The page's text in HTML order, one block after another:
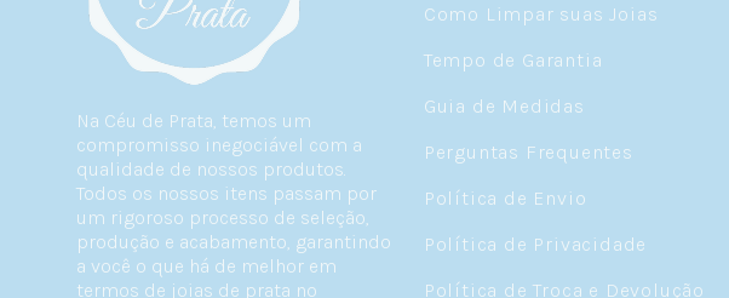
Na Céu de Prata, temos um
compromisso inegociável com a
qualidade de nossos produtos.
Todos os nossos itens passam por
um rigoroso processo de seleção,
produção e acabamento, garantindo
a você o que há de melhor em
termos de joias de prata no
Como Limpar suas Joias
Tempo de Garantia
Guia de Medidas
Perguntas Frequentes
Política de Envio
Política de Privacidade
Política de Troca e Devolução